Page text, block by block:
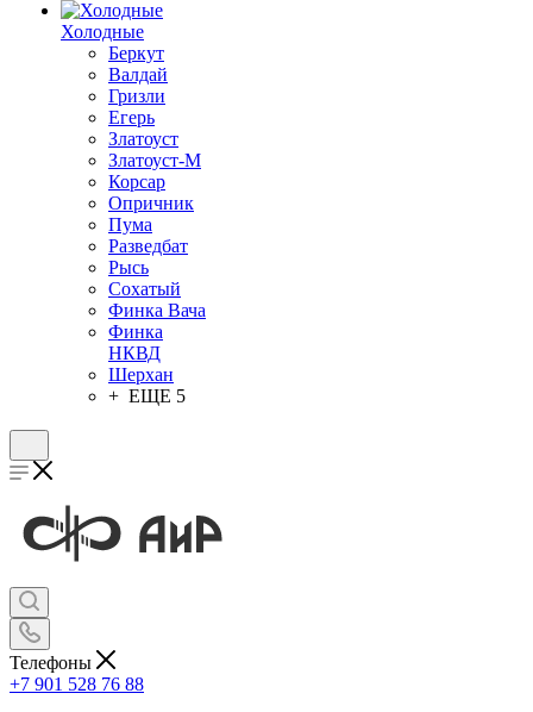
Холодные
Беркут
Валдай
Гризли
Егерь
Златоуст
Златоуст-М
Корсар
Опричник
Пума
Разведбат
Рысь
Сохатый
Финка Вача
Финка
НКВД
Шерхан
+ ЕЩЕ 5
Телефоны
+7 901 528 76 88